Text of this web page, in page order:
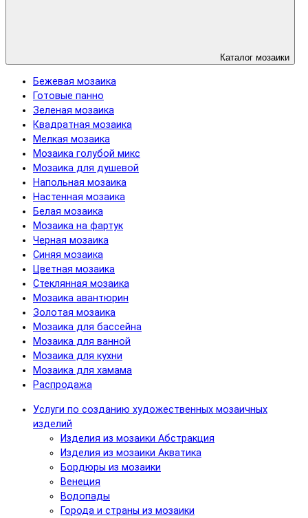
Каталог мозаики
Бежевая мозаика
Готовые панно
Зеленая мозаика
Квадратная мозаика
Мелкая мозаика
Мозаика голубой микс
Мозаика для душевой
Напольная мозаика
Настенная мозаика
Белая мозаика
Мозаика на фартук
Черная мозаика
Синяя мозаика
Цветная мозаика
Cтеклянная мозаика
Мозаика авантюрин
Золотая мозаика
Мозаика для бассейна
Мозаика для ванной
Мозаика для кухни
Мозаика для хамама
Распродажа
Услуги по созданию художественных мозаичных
изделий
Изделия из мозаики Абстракция
Изделия из мозаики Акватика
Бордюры из мозаики
Венеция
Водопады
Города и страны из мозаики